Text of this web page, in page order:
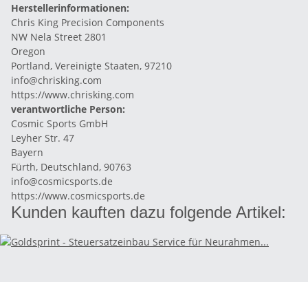
Herstellerinformationen:
Chris King Precision Components
NW Nela Street 2801
Oregon
Portland, Vereinigte Staaten, 97210
info@chrisking.com
https://www.chrisking.com
verantwortliche Person:
Cosmic Sports GmbH
Leyher Str. 47
Bayern
Fürth, Deutschland, 90763
info@cosmicsports.de
https://www.cosmicsports.de
Kunden kauften dazu folgende Artikel: